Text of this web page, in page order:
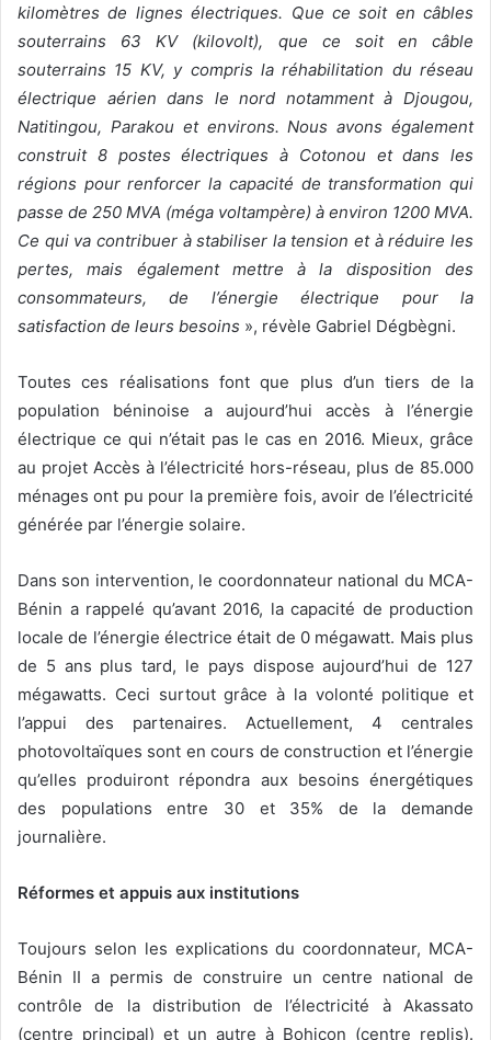
kilomètres de lignes électriques. Que ce soit en câbles
souterrains 63 KV (kilovolt), que ce soit en câble
souterrains 15 KV, y compris la réhabilitation du réseau
électrique aérien dans le nord notamment à Djougou,
Natitingou, Parakou et environs. Nous avons également
construit 8 postes électriques à Cotonou et dans les
régions pour renforcer la capacité de transformation qui
passe de 250 MVA (méga voltampère) à environ 1200 MVA.
Ce qui va contribuer à stabiliser la tension et à réduire les
pertes, mais également mettre à la disposition des
consommateurs, de l’énergie électrique pour la
satisfaction de leurs besoins », révèle Gabriel Dégbègni.
Toutes ces réalisations font que plus d’un tiers de la
population béninoise a aujourd’hui accès à l’énergie
électrique ce qui n’était pas le cas en 2016. Mieux, grâce
au projet Accès à l’électricité hors-réseau, plus de 85.000
ménages ont pu pour la première fois, avoir de l’électricité
générée par l’énergie solaire.
Dans son intervention, le coordonnateur national du MCA-
Bénin a rappelé qu’avant 2016, la capacité de production
locale de l’énergie électrice était de 0 mégawatt. Mais plus
de 5 ans plus tard, le pays dispose aujourd’hui de 127
mégawatts. Ceci surtout grâce à la volonté politique et
l’appui des partenaires. Actuellement, 4 centrales
photovoltaïques sont en cours de construction et l’énergie
qu’elles produiront répondra aux besoins énergétiques
des populations entre 30 et 35% de la demande
journalière.
Réformes et appuis aux institutions
Toujours selon les explications du coordonnateur, MCA-
Bénin II a permis de construire un centre national de
contrôle de la distribution de l’électricité à Akassato
(centre principal) et un autre à Bohicon (centre replis).